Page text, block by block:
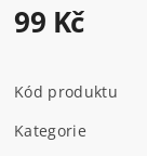
99 Kč
Kód produktu
Kategorie